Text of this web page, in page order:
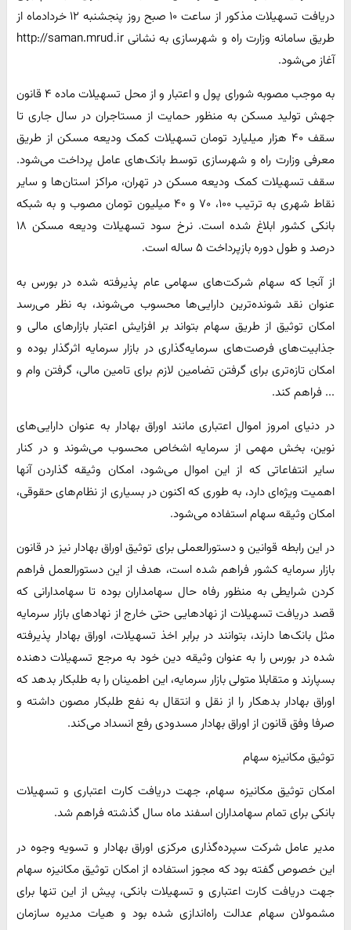
دریافت تسهیلات مذکور از ساعت ۱۰ صبح روز پنجشنبه ۱۲ خردادماه از
طریق سامانه وزارت راه و شهرسازی به نشانی http://saman.mrud.ir
آغاز می‌شود.
به موجب مصوبه شورای پول و اعتبار و از محل تسهیلات ماده ۴ قانون
جهش تولید مسکن به منظور حمایت از مستاجران در سال جاری تا
سقف ۴۰ هزار میلیارد‌ تومان تسهیلات کمک ودیعه مسکن از طریق
معرفی وزارت راه و شهرسازی توسط بانک‌های عامل پرداخت می‌شود.
سقف تسهیلات کمک ودیعه مسکن در تهران، مراکز استان‌ها و سایر
نقاط شهری به ترتیب ۱۰۰، ۷۰ و ۴۰ میلیون تومان مصوب و به شبکه
بانکی کشور ابلاغ شده است. نرخ سود تسهیلات ودیعه مسکن ۱۸
درصد و طول دوره بازپرداخت ۵ ساله است.
از آنجا که سهام شرکت‌های سهامی عام پذیرفته شده در بورس به
عنوان نقد شونده‌ترین دارایی‌ها محسوب می‌شوند، به نظر می‌رسد
امکان توثیق از طریق سهام بتواند بر افزایش اعتبار بازارهای مالی و
جذابیت‌های فرصت‌های سرمایه‌گذاری در بازار سرمایه اثرگذار بوده و
امکان تازه‌تری برای گرفتن تضامین لازم برای تامین مالی، گرفتن وام و
... فراهم کند.
در دنیای امروز اموال اعتباری مانند اوراق بهادار به عنوان دارایی‌های
نوین، بخش مهمی از سرمایه اشخاص محسوب می‌شوند و در کنار
سایر انتفاعاتی که از این اموال می‌شود، امکان وثیقه گذاردن آنها
اهمیت ویژه‌ای دارد، به طوری که اکنون در بسیاری از نظام‌های حقوقی،
امکان وثیقه سهام استفاده می‌شود.
در این رابطه قوانین و دستورالعملی برای توثیق اوراق بهادار نیز در قانون
بازار سرمایه کشور فراهم شده است، هدف از این دستورالعمل فراهم
کردن شرایطی به منظور رفاه حال سهامداران بوده تا سهامدارانی که
قصد دریافت تسهیلات از نهادهایی حتی خارج از نهادهای بازار سرمایه
مثل بانک‌ها دارند، بتوانند در برابر اخذ تسهیلات، اوراق بهادار پذیرفته
شده در بورس را به عنوان وثیقه دین خود به مرجع تسهیلات دهنده
بسپارند و متقابلا متولی بازار سرمایه، این اطمینان را به طلبکار بدهد که
اوراق بهادار بدهکار را از نقل و انتقال به نفع طلبکار مصون داشته و
صرفا وفق قانون از اوراق بهادار مسدودی رفع انسداد می‌کند.
توثیق مکانیزه سهام
امکان توثیق مکانیزه سهام، جهت دریافت کارت اعتباری و تسهیلات
بانکی برای تمام سهامداران اسفند ماه سال گذشته فراهم شد.
مدیر عامل شرکت سپرده‌گذاری مرکزی اوراق بهادار و تسویه وجوه در
این خصوص گفته بود که مجوز استفاده از امکان توثیق مکانیزه سهام
جهت دریافت کارت اعتباری و تسهیلات بانکی، پیش از این تنها برای
مشمولان سهام عدالت راه‌اندازی شده بود و هیات مدیره سازمان